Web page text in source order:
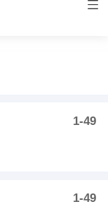
1-49
1-49